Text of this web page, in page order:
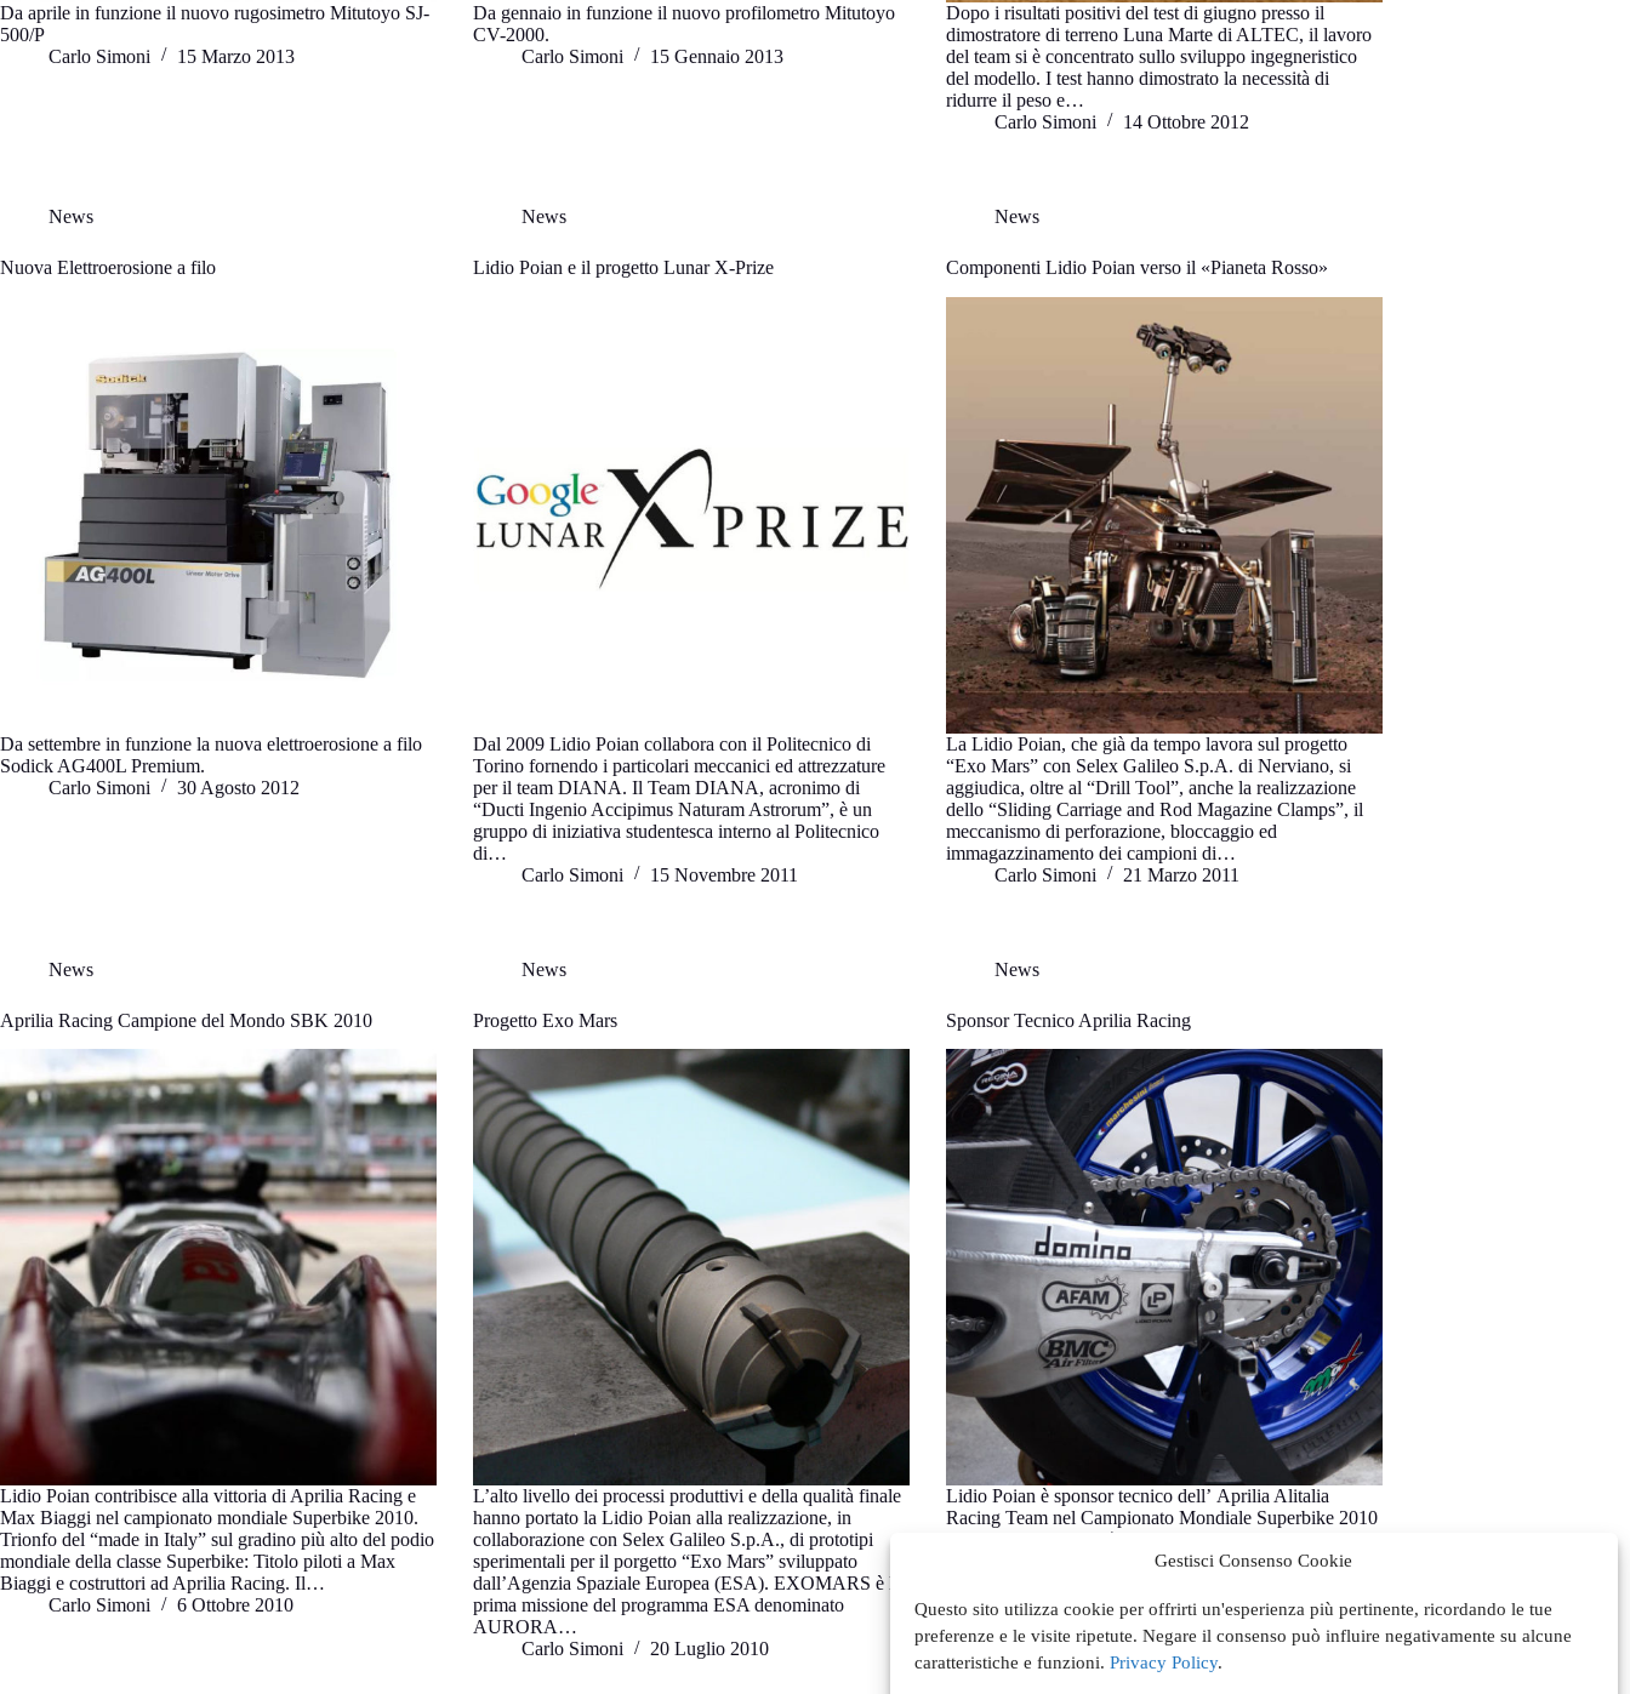
Gestisci Consenso Cookie
Questo sito utilizza cookie per offrirti un'esperienza più pertinente, ricordando le tue
preferenze e le visite ripetute. Negare il consenso può influire negativamente su alcune
caratteristiche e funzioni. Privacy Policy.
Da aprile in funzione il nuovo rugosimetro Mitutoyo SJ-
500/P
Carlo Simoni
15 Marzo 2013
Da gennaio in funzione il nuovo profilometro Mitutoyo
CV-2000.
Carlo Simoni
15 Gennaio 2013
Dopo i risultati positivi del test di giugno presso il
dimostratore di terreno Luna Marte di ALTEC, il lavoro
del team si è concentrato sullo sviluppo ingegneristico
del modello. I test hanno dimostrato la necessità di
ridurre il peso e…
Carlo Simoni
14 Ottobre 2012
News
Nuova Elettroerosione a filo
Da settembre in funzione la nuova elettroerosione a filo
Sodick AG400L Premium.
Carlo Simoni
30 Agosto 2012
News
Lidio Poian e il progetto Lunar X-Prize
Dal 2009 Lidio Poian collabora con il Politecnico di
Torino fornendo i particolari meccanici ed attrezzature
per il team DIANA. Il Team DIANA, acronimo di
“Ducti Ingenio Accipimus Naturam Astrorum”, è un
gruppo di iniziativa studentesca interno al Politecnico
di…
Carlo Simoni
15 Novembre 2011
News
Componenti Lidio Poian verso il «Pianeta Rosso»
La Lidio Poian, che già da tempo lavora sul progetto
“Exo Mars” con Selex Galileo S.p.A. di Nerviano, si
aggiudica, oltre al “Drill Tool”, anche la realizzazione
dello “Sliding Carriage and Rod Magazine Clamps”, il
meccanismo di perforazione, bloccaggio ed
immagazzinamento dei campioni di…
Carlo Simoni
21 Marzo 2011
News
Aprilia Racing Campione del Mondo SBK 2010
Lidio Poian contribisce alla vittoria di Aprilia Racing e
Max Biaggi nel campionato mondiale Superbike 2010.
Trionfo del “made in Italy” sul gradino più alto del podio
mondiale della classe Superbike: Titolo piloti a Max
Biaggi e costruttori ad Aprilia Racing. Il…
Carlo Simoni
6 Ottobre 2010
News
Progetto Exo Mars
L’alto livello dei processi produttivi e della qualità finale
hanno portato la Lidio Poian alla realizzazione, in
collaborazione con Selex Galileo S.p.A., di prototipi
sperimentali per il porgetto “Exo Mars” sviluppato
dall’Agenzia Spaziale Europea (ESA). EXOMARS è la
prima missione del programma ESA denominato
AURORA…
Carlo Simoni
20 Luglio 2010
News
Sponsor Tecnico Aprilia Racing
Lidio Poian è sponsor tecnico dell’ Aprilia Alitalia
Racing Team nel Campionato Mondiale Superbike 2010